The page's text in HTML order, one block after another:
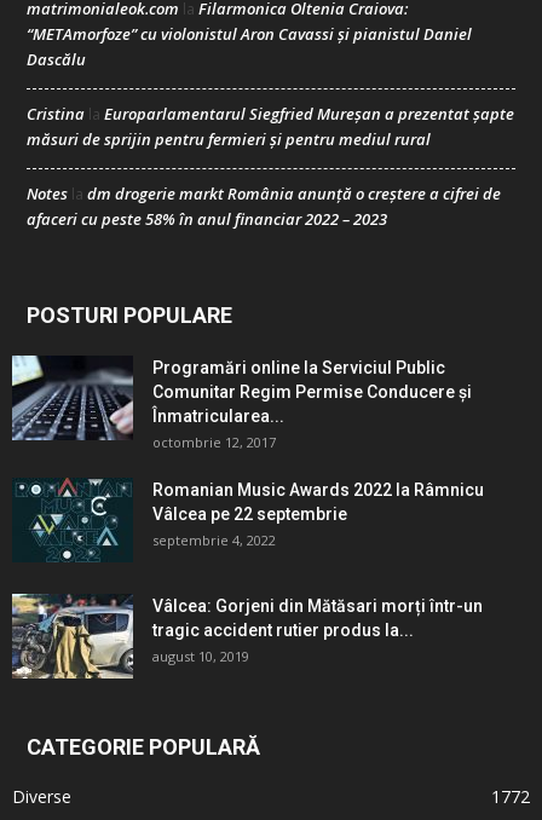
matrimonialeok.com la Filarmonica Oltenia Craiova:
“METAmorfoze” cu violonistul Aron Cavassi și pianistul Daniel
Dascălu
Cristina la Europarlamentarul Siegfried Mureșan a prezentat șapte
măsuri de sprijin pentru fermieri și pentru mediul rural
Notes la dm drogerie markt România anunță o creștere a cifrei de
afaceri cu peste 58% în anul financiar 2022 – 2023
POSTURI POPULARE
Programări online la Serviciul Public
Comunitar Regim Permise Conducere şi
Înmatricularea...
octombrie 12, 2017
Romanian Music Awards 2022 la Râmnicu
Vâlcea pe 22 septembrie
septembrie 4, 2022
Vâlcea: Gorjeni din Mătăsari morți într-un
tragic accident rutier produs la...
august 10, 2019
CATEGORIE POPULARĂ
Diverse
1772